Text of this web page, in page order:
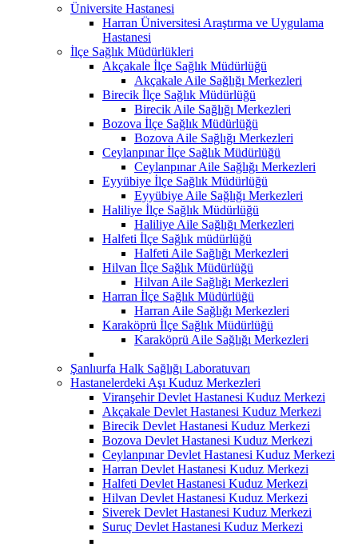
Üniversite Hastanesi
Harran Üniversitesi Araştırma ve Uygulama
Hastanesi
İlçe Sağlık Müdürlükleri
Akçakale İlçe Sağlık Müdürlüğü
Akçakale Aile Sağlığı Merkezleri
Birecik İlçe Sağlık Müdürlüğü
Birecik Aile Sağlığı Merkezleri
Bozova İlçe Sağlık Müdürlüğü
Bozova Aile Sağlığı Merkezleri
Ceylanpınar İlçe Sağlık Müdürlüğü
Ceylanpınar Aile Sağlığı Merkezleri
Eyyübiye İlçe Sağlık Müdürlüğü
Eyyübiye Aile Sağlığı Merkezleri
Haliliye İlçe Sağlık Müdürlüğü
Haliliye Aile Sağlığı Merkezleri
Halfeti İlçe Sağlık müdürlüğü
Halfeti Aile Sağlığı Merkezleri
Hilvan İlçe Sağlık Müdürlüğü
Hilvan Aile Sağlığı Merkezleri
Harran İlçe Sağlık Müdürlüğü
Harran Aile Sağlığı Merkezleri
Karaköprü İlçe Sağlık Müdürlüğü
Karaköprü Aile Sağlığı Merkezleri
Şanlıurfa Halk Sağlığı Laboratuvarı
Hastanelerdeki Aşı Kuduz Merkezleri
Viranşehir Devlet Hastanesi Kuduz Merkezi
Akçakale Devlet Hastanesi Kuduz Merkezi
Birecik Devlet Hastanesi Kuduz Merkezi
Bozova Devlet Hastanesi Kuduz Merkezi
Ceylanpınar Devlet Hastanesi Kuduz Merkezi
Harran Devlet Hastanesi Kuduz Merkezi
Halfeti Devlet Hastanesi Kuduz Merkezi
Hilvan Devlet Hastanesi Kuduz Merkezi
Siverek Devlet Hastanesi Kuduz Merkezi
Suruç Devlet Hastanesi Kuduz Merkezi